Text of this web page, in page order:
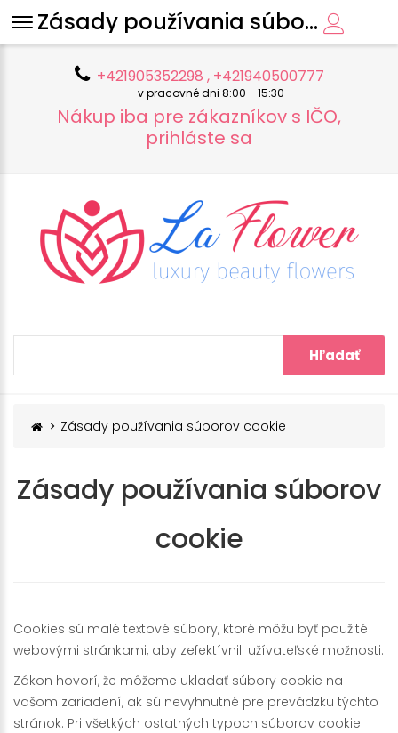
+421905352298 , +421940500777
v pracovné dni 8:00 - 15:30
Nákup iba pre zákazníkov s IČO,
prihláste sa
Hľadať
Zásady používania súborov cookie
Zásady používania súborov
cookie
Cookies sú malé textové súbory, ktoré môžu byť použité
webovými stránkami, aby zefektívnili užívateľské možnosti.
Zákon hovorí, že môžeme ukladať súbory cookie na
vašom zariadení, ak sú nevyhnutné pre prevádzku týchto
stránok. Pri všetkých ostatných typoch súborov cookie
Zásady používania súborov cookie